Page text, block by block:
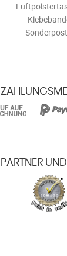
PARTNER